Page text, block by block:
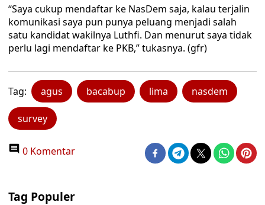
“Saya cukup mendaftar ke NasDem saja, kalau terjalin
komunikasi saya pun punya peluang menjadi salah
satu kandidat wakilnya Luthfi. Dan menurut saya tidak
perlu lagi mendaftar ke PKB,” tukasnya. (gfr)
Tag: agus bacabup lima nasdem
survey
0 Komentar
Tag Populer